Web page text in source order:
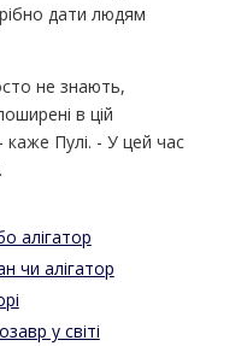
дати людям
не знають,
в цій
каже Пулі. - У цей час
алігатор
чи алігатор
у світі